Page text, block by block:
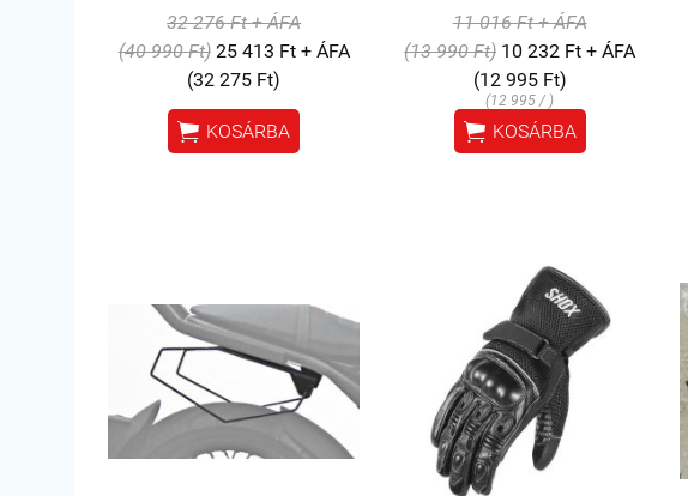
32 276 Ft + ÁFA
(40 990 Ft) 25 413 Ft + ÁFA
(32 275 Ft)
 KOSÁRBA
11 016 Ft + ÁFA
(13 990 Ft) 10 232 Ft + ÁFA
(12 995 Ft)
(12 995 / )
 KOSÁRBA